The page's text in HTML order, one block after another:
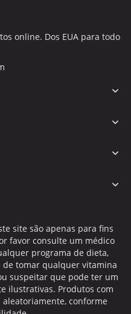
online. Dos EUA para todo
site são apenas para fins
favor consulte um médico
programa de dieta,
de tomar qualquer vitamina
suspeitar que pode ter um
ilustrativas. Produtos com
conforme